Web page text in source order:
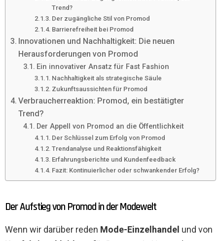
Trend?
Der zugängliche Stil von Promod
Barrierefreiheit bei Promod
Innovationen und Nachhaltigkeit: Die neuen
Herausforderungen von Promod
Ein innovativer Ansatz für Fast Fashion
Nachhaltigkeit als strategische Säule
Zukunftsaussichten für Promod
Verbraucherreaktion: Promod, ein bestätigter
Trend?
Der Appell von Promod an die Öffentlichkeit
Der Schlüssel zum Erfolg von Promod
Trendanalyse und Reaktionsfähigkeit
Erfahrungsberichte und Kundenfeedback
Fazit: Kontinuierlicher oder schwankender Erfolg?
Der Aufstieg von Promod in der Modewelt
Wenn wir darüber reden Mode-Einzelhandel und von